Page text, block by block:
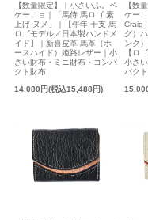
【数量限定】｜小さいふ。ペ
ケーニョ｜「馬侍 馬ロゴ 素
上げ ヌメ」｜【午年 干支 馬
ロゴモデル／日本製ハンドメ
イド】｜新喜皮革 馬革（ホ
ースハイド）姫路レザー｜小
さい財布・ミニ財布・コンパ
クト財布
14,080円(税込15,488円)
【数
ケー
Craig
グ）
ンク
【ロ
小さ
パク